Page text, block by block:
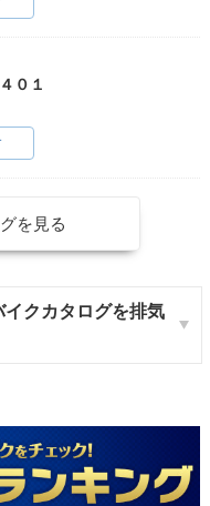
０１
を見る
クカタログを排気